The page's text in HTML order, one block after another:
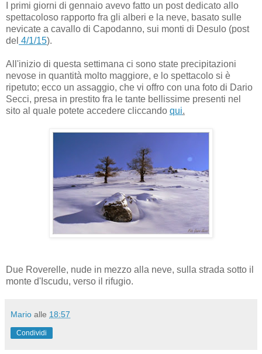
I primi giorni di gennaio avevo fatto un post dedicato allo
spettacoloso rapporto fra gli alberi e la neve, basato sulle
nevicate a cavallo di Capodanno, sui monti di Desulo (post
del 4/1/15).
All'inizio di questa settimana ci sono state precipitazioni
nevose in quantità molto maggiore, e lo spettacolo si è
ripetuto; ecco un assaggio, che vi offro con una foto di Dario
Secci, presa in prestito fra le tante bellissime presenti nel
sito al quale potete accedere cliccando qui.
Due Roverelle, nude in mezzo alla neve, sulla strada sotto il
monte d'Iscudu, verso il rifugio.
Mario alle 18:57
Condividi